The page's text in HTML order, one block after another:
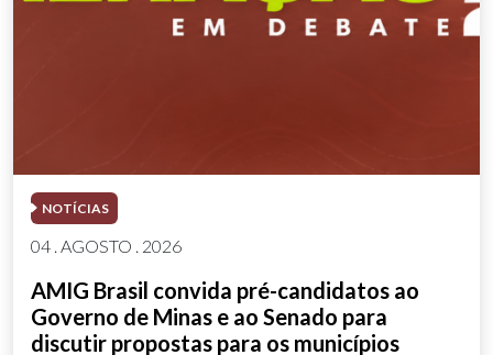
NOTÍCIAS
04 . AGOSTO . 2026
AMIG Brasil convida pré-candidatos ao
Governo de Minas e ao Senado para
discutir propostas para os municípios